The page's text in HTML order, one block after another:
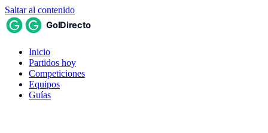
Saltar al contenido
Inicio
Partidos hoy
Competiciones
Equipos
Guías